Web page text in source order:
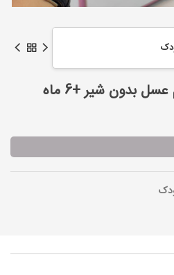
بدون شیر +6 ماه